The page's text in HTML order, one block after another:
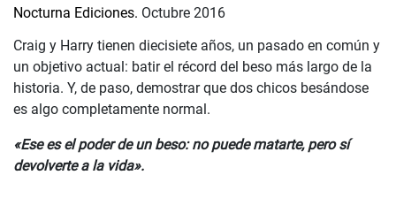
Nocturna Ediciones. Octubre 2016
Craig y Harry tienen diecisiete años, un pasado en común y
un objetivo actual: batir el récord del beso más largo de la
historia. Y, de paso, demostrar que dos chicos besándose
es algo completamente normal.
«Ese es el poder de un beso:no puede matarte, pero sí
devolverte a la vida».